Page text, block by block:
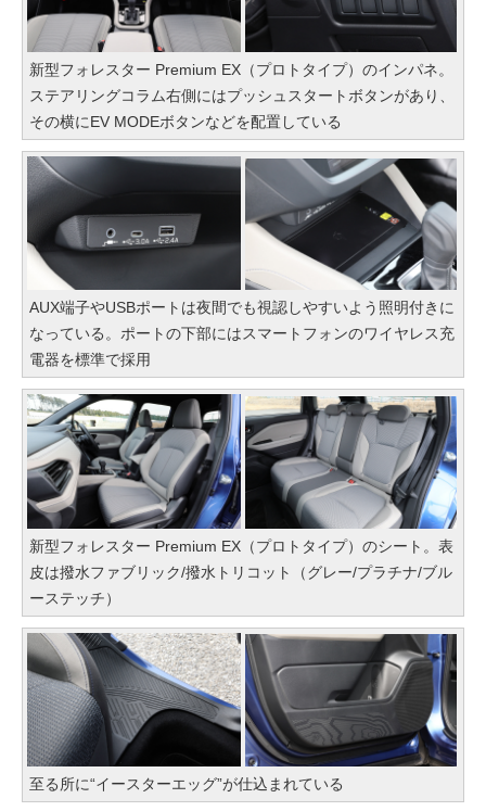
新型フォレスター Premium EX（プロトタイプ）のインパネ。
ステアリングコラム右側にはプッシュスタートボタンがあり、
その横にEV MODEボタンなどを配置している
AUX端子やUSBポートは夜間でも視認しやすいよう照明付きに
なっている。ポートの下部にはスマートフォンのワイヤレス充
電器を標準で採用
新型フォレスター Premium EX（プロトタイプ）のシート。表
皮は撥水ファブリック/撥水トリコット（グレー/プラチナ/ブル
ーステッチ）
至る所に“イースターエッグ”が仕込まれている